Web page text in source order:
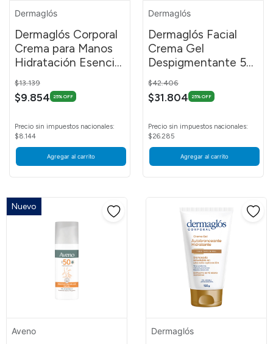
Dermaglós
Dermaglós Corporal
Crema para Manos
Hidratación Esencial
50 g
Price reduced from
$13.139
$9.854 25% OFF
Precio sin impuestos nacionales:
$8.144
Agregar al carrito
Dermaglós
Dermaglós Facial
Crema Gel
Despigmentante 50
g
Price reduced from
$42.406
$31.804 25% OFF
Precio sin impuestos nacionales:
$26.285
Agregar al carrito
Nuevo
Aveno Dermaglós